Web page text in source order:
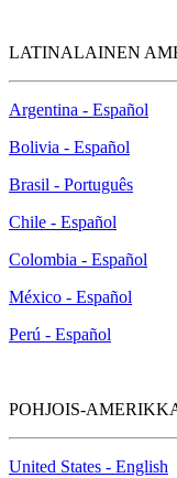
LATINALAINEN
Argentina - Español
Bolivia - Español
Brasil - Português
Chile - Español
Colombia - Español
México - Español
Perú - Español
POHJOIS-
United States - English